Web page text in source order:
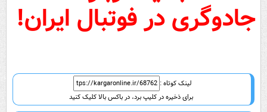
جادوگری در فوتبال ایران!
لینک کوتاه :
برای ذخیره در کلیپ برد، در باکس بالا کلیک کنید